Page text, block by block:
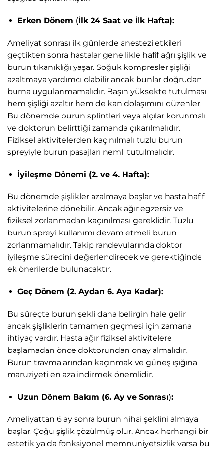
Erken Dönem (İlk 24 Saat ve İlk Hafta):
Ameliyat sonrası ilk günlerde anestezi etkileri
geçtikten sonra hastalar genellikle hafif ağrı şişlik ve
burun tıkanıklığı yaşar. Soğuk kompresler şişliği
azaltmaya yardımcı olabilir ancak bunlar doğrudan
burna uygulanmamalıdır. Başın yüksekte tutulması
hem şişliği azaltır hem de kan dolaşımını düzenler.
Bu dönemde burun splintleri veya alçılar korunmalı
ve doktorun belirttiği zamanda çıkarılmalıdır.
Fiziksel aktivitelerden kaçınılmalı tuzlu burun
spreyiyle burun pasajları nemli tutulmalıdır.
İyileşme Dönemi (2. ve 4. Hafta):
Bu dönemde şişlikler azalmaya başlar ve hasta hafif
aktivitelerine dönebilir. Ancak ağır egzersiz ve
fiziksel zorlanmadan kaçınılması gereklidir. Tuzlu
burun spreyi kullanımı devam etmeli burun
zorlanmamalıdır. Takip randevularında doktor
iyileşme sürecini değerlendirecek ve gerektiğinde
ek önerilerde bulunacaktır.
Geç Dönem (2. Aydan 6. Aya Kadar):
Bu süreçte burun şekli daha belirgin hale gelir
ancak şişliklerin tamamen geçmesi için zamana
ihtiyaç vardır. Hasta ağır fiziksel aktivitelere
başlamadan önce doktorundan onay almalıdır.
Burun travmalarından kaçınmak ve güneş ışığına
maruziyeti en aza indirmek önemlidir.
Uzun Dönem Bakım (6. Ay ve Sonrası):
Ameliyattan 6 ay sonra burun nihai şeklini almaya
başlar. Çoğu şişlik çözülmüş olur. Ancak herhangi bir
estetik ya da fonksiyonel memnuniyetsizlik varsa bu